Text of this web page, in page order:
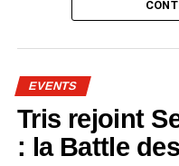
Plusieurs artistes
contemporain du pays.
autant de visages de la
Dans « Rap Hero », la
Les mots, la musique et
EVENTS
Tris rejoint
: la Battle